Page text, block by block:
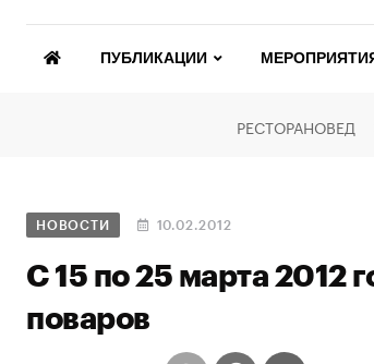
ПУБЛИКАЦИИ
РЕСТОРАНОВЕД
НОВОСТИ 10.02.2012
С 15 по 25 марта 2012
поваров